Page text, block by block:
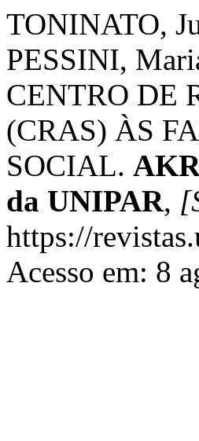
TONINATO,
PESSINI,
CENTRO DE
(CRAS) ÀS
SOCIAL.
da UNIPAR,
https://
Acesso em: 8